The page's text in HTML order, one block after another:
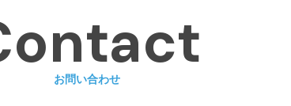
お問い合わせ